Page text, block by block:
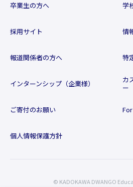
卒業生の方へ
採用サイト
報道関係者の方へ
インターンシップ（企業様）
ご寄付のお願い
個人情報保護方針
学
情
特
カ
ー
© KADOKAWA DWANGO